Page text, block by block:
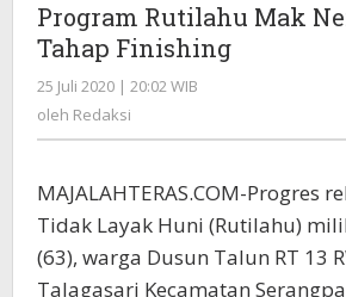
Nemah
Sudah
Program Rutilahu Mak
Tahap Finishing
25 Juli 2020 | 20:02 WIB
oleh Redaksi
MAJALAHTERAS.COM-Progres
Tidak Layak Huni (Rutilahu)
(63), warga Dusun Talun RT 13
Talagasari Kecamatan